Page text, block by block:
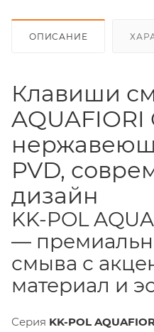
ОПИСАНИЕ
Клавиши
PVD,
дизайн
KK-POL
—
смыва с
материал и
Серия KK-POL